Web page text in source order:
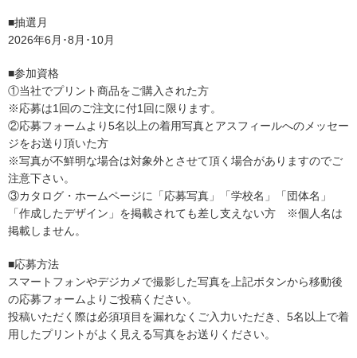
■抽選月
2026年6月･8月･10月
■参加資格
①当社でプリント商品をご購入された方
※応募は1回のご注文に付1回に限ります。
②応募フォームより5名以上の着用写真とアスフィールへのメッセー
ジをお送り頂いた方
※写真が不鮮明な場合は対象外とさせて頂く場合がありますのでご
注意下さい。
③カタログ・ホームページに「応募写真」「学校名」「団体名」
「作成したデザイン」を掲載されても差し支えない方 ※個人名は
掲載しません。
■応募方法
スマートフォンやデジカメで撮影した写真を上記ボタンから移動後
の応募フォームよりご投稿ください。
投稿いただく際は必須項目を漏れなくご入力いただき、5名以上で着
用したプリントがよく見える写真をお送りください。